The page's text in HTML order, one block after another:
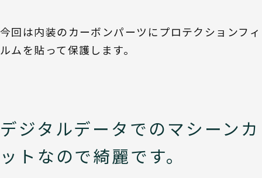
今回は内装のカーボンパーツにプロテクションフィ
ルムを貼って保護します。
デジタルデータでのマシーンカ
ットなので綺麗です。